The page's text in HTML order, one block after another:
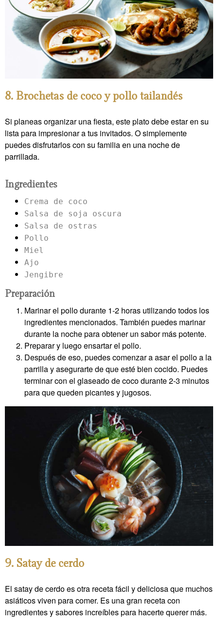
8. Brochetas de coco y pollo tailandés
Si planeas organizar una fiesta, este plato debe estar en su
lista para impresionar a tus invitados. O simplemente
puedes disfrutarlos con su familia en una noche de
parrillada.
Ingredientes
Crema de coco
Salsa de soja oscura
Salsa de ostras
Pollo
Miel
Ajo
Jengibre
Preparación
Marinar el pollo durante 1-2 horas utilizando todos los
ingredientes mencionados. También puedes marinar
durante la noche para obtener un sabor más potente.
Preparar y luego ensartar el pollo.
Después de eso, puedes comenzar a asar el pollo a la
parrilla y asegurarte de que esté bien cocido. Puedes
terminar con el glaseado de coco durante 2-3 minutos
para que queden picantes y jugosos.
9. Satay de cerdo
El satay de cerdo es otra receta fácil y deliciosa que muchos
asiáticos viven para comer. Es una gran receta con
ingredientes y sabores increíbles para hacerte querer más.